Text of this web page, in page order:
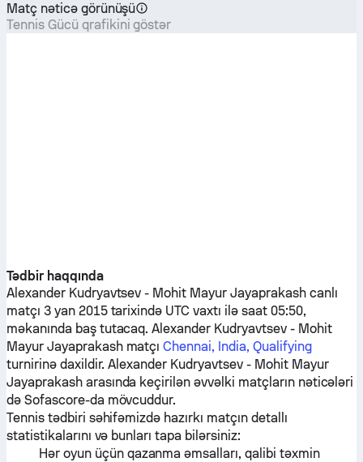
Matç nəticə görünüşü
Tennis Gücü qrafikini göstər
Tədbir haqqında
Alexander Kudryavtsev - Mohit Mayur Jayaprakashcanlı
matçı 3 yan 2015 tarixində UTC vaxtı ilə saat 05:50,
məkanında baş tutacaq.Alexander Kudryavtsev- Mohit
Mayur JayaprakashmatçıChennai, India, Qualifying
turnirinə daxildir.Alexander Kudryavtsev- Mohit Mayur
Jayaprakasharasında keçirilən əvvəlki matçların nəticələri
də Sofascore-da mövcuddur.
Tennis tədbiri səhifəmizdə hazırkı matçın detallı
statistikalarını və bunları tapa bilərsiniz:
Hər oyun üçün qazanma əmsalları, qalibi təxmin